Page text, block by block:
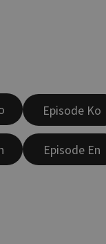
Episode Ko
Episode En